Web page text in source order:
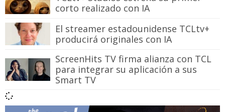
corto realizado con IA
El streamer estadounidense TCLtv+
producirá originales con IA
ScreenHits TV firma alianza con TCL
para integrar su aplicación a sus
Smart TV